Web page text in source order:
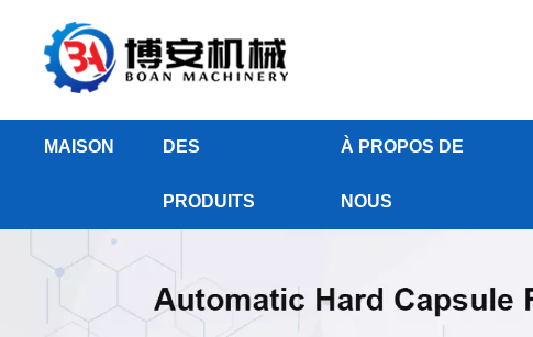
MAISON DES
PRODUITS
À PROPOS DE
NOUS